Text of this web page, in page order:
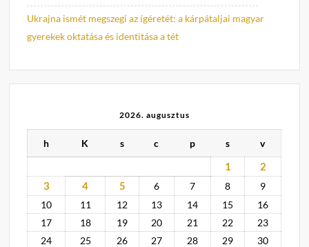
Ukrajna ismét megszegi az ígéretét: a kárpátaljai magyar
gyerekek oktatása és identitása a tét
2026. augusztus
h K s c p s v
1
2
3
4 5 6 7 8
9
10
11 12 13 14 15
16
17
18 19 20 21 22
23
24
25 26 27 28 29
30